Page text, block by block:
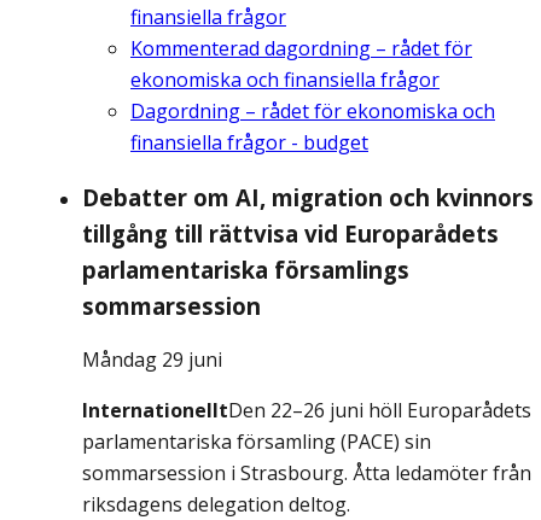
finansiella frågor
Kommenterad dagordning – rådet för
ekonomiska och finansiella frågor
Dagordning – rådet för ekonomiska och
finansiella frågor - budget
Debatter om AI, migration och kvinnors
tillgång till rättvisa vid Europarådets
parlamentariska församlings
sommarsession
Måndag 29 juni
InternationelltDen 22–26 juni höll Europarådets
parlamentariska församling (PACE) sin
sommarsession i Strasbourg. Åtta ledamöter från
riksdagens delegation deltog.